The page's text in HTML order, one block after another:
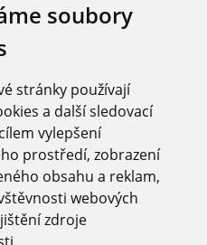
soubory
stránky používají
a další sledovací
vylepšení
prostředí, zobrazení
obsahu a reklam,
webových
zdroje
Sledujte